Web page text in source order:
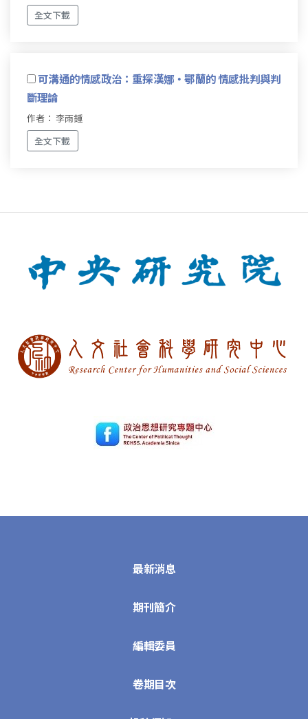
全文下載
可溝通的情感政治：重探漢娜‧鄂蘭的 情感批判與判
斷理論
作者： 李雨鍾
全文下載
最新消息
期刊簡介
編輯委員
卷期目次